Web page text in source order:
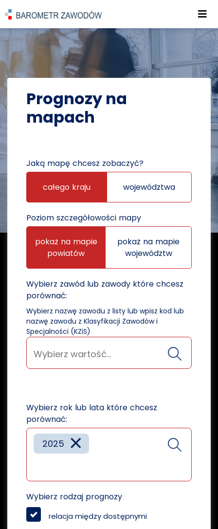
POWRÓT DO STRONY GŁÓWNEJ
PROGNOZY PROGNOZY NA MAPACH
Prognozy na
mapach
Jaką mapę chcesz zobaczyć?
całego kraju województwa
Poziom szczegółowości mapy
pokaż na mapie
powiatów
pokaż na mapie
województw
Wybierz zawód lub zawody które chcesz
porównać:
Wybierz nazwę zawodu z listy lub wpisz kod lub
nazwę zawodu z Klasyfikacji Zawodów i
Specjalności (KZiS)
Wybierz rok lub lata które chcesz
porównać:
×
2025
Wybierz rodzaj prognozy
relacja między dostępnymi